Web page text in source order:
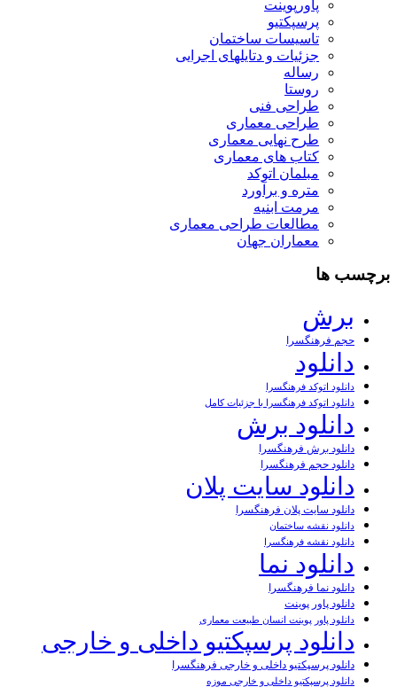
پاورپوینت
پرسپکتیو
تاسیسات ساختمان
جزئیات و دتایلهای اجرایی
رساله
روستا
طراحی فنی
طراحی معماری
طرح نهایی معماری
کتاب های معماری
مبلمان اتوکد
متره و برآورد
مرمت ابنیه
مطالعات طراحی معماری
معماران جهان
برچسب ها
برش
حجم فرهنگسرا
دانلود
دانلود اتوکد فرهنگسرا
دانلود اتوکد فرهنگسرا با جزئیات کامل
دانلود برش
دانلود برش فرهنگسرا
دانلود حجم فرهنگسرا
دانلود سایت پلان
دانلود سایت پلان فرهنگسرا
دانلود نقشه ساختمان
دانلود نقشه فرهنگسرا
دانلود نما
دانلود نما فرهنگسرا
دانلود پاور پوینت
دانلود پاور پوینت انسان طبیعت معماری
دانلود پرسپکتیو داخلی و خارجی
دانلود پرسپکتیو داخلی و خارجی فرهنگسرا
دانلود پرسپکتیو داخلی و خارجی موزه